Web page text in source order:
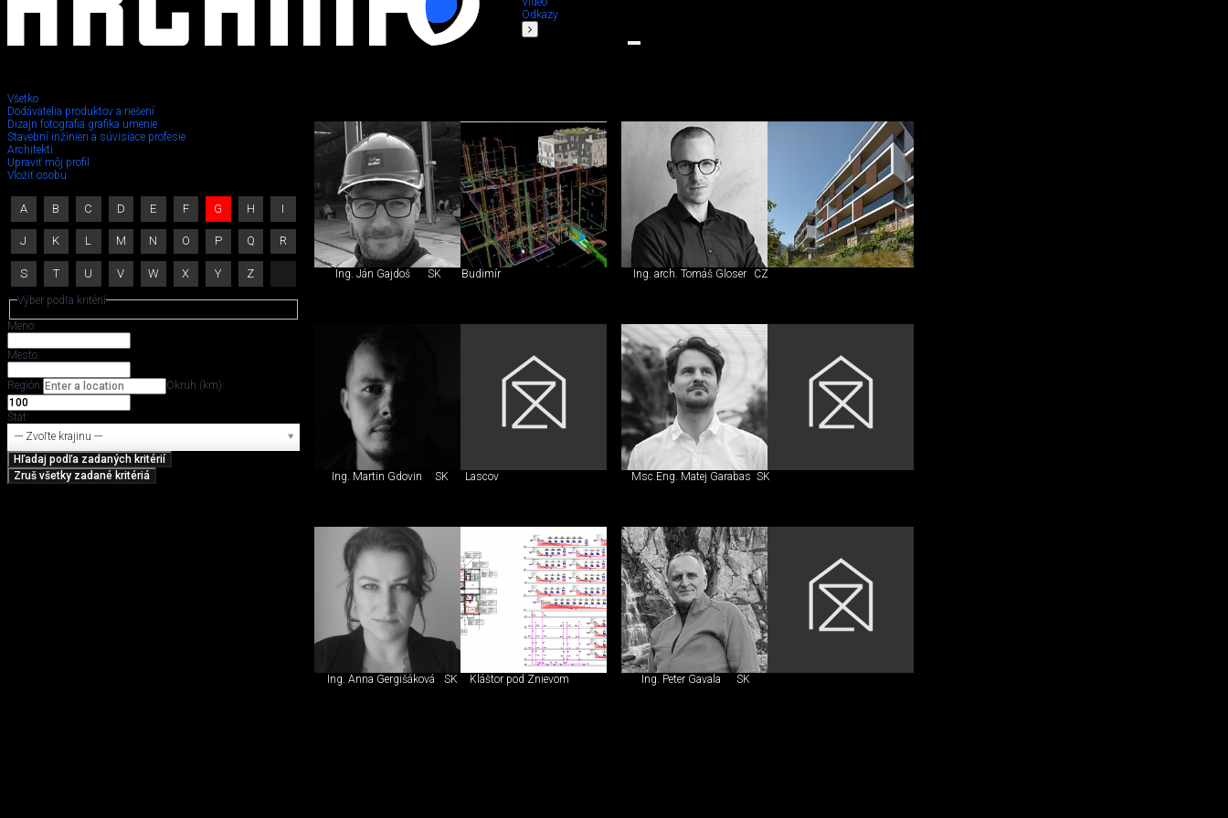
Odkazy
Všetko
Dodávatelia produktov a riešení
Dizajn fotografia grafika umenie
Stavební inžinieri a súvisiace profesie
Architekti
Upraviť môj profil
Vložiť osobu
A B C D E F G H I
J K L M N O P Q R
S T U V W X Y Z
Výber podľa kritérií
Meno:
Mesto:
Región: Okruh (km):
Štát:
--- Zvoľte krajinu ---
Stavebný
inžinier,
iný
špecialista
Ing. Ján Gajdoš SK Budimír Ing. arch. Tomáš Gloser CZ
Ing. Martin Gdovin SK Lascov Msc.Eng. Matej Garabas SK
Ing. Anna Gergišáková SK Kláštor pod Znievom Ing. Peter Gavala SK